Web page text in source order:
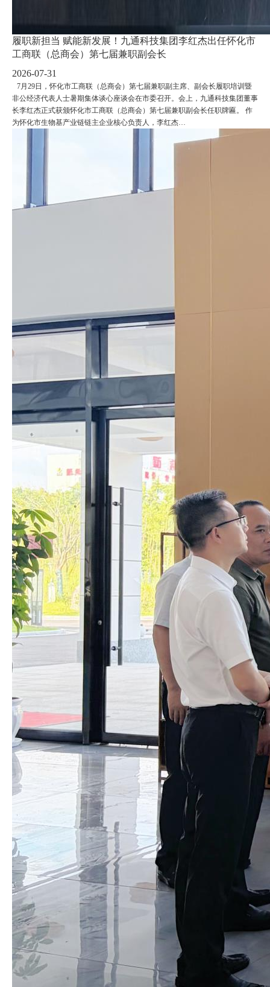
履职新担当 赋能新发展！九通科技集团李红杰出任怀化市
工商联（总商会）第七届兼职副会长
2026-07-31
7月29日，怀化市工商联（总商会）第七届兼职副主席、副会长履职培训暨
非公经济代表人士暑期集体谈心座谈会在市委召开。会上，九通科技集团董事
长李红杰正式获颁怀化市工商联（总商会）第七届兼职副会长任职牌匾。 作
为怀化市生物基产业链链主企业核心负责人，李红杰…